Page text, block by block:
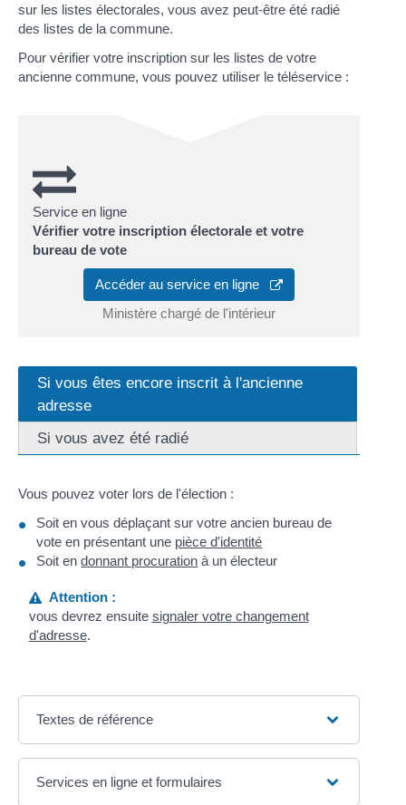
sur les listes électorales, vous avez peut-être été radié
des listes de la commune.
Pour vérifier votre inscription sur les listes de votre
ancienne commune, vous pouvez utiliser le téléservice :
Service en ligne
Vérifier votre inscription électorale et votre
bureau de vote
Accéder au service en ligne
Ministère chargé de l'intérieur
Si vous êtes encore inscrit à l'ancienne
adresse
Si vous avez été radié
Vous pouvez voter lors de l'élection :
Soit en vous déplaçant sur votre ancien bureau de
vote en présentant une pièce d'identité
Soit endonnant procuration à un électeur
Attention :
vous devrez ensuite signaler votre changement
d'adresse.
Textes de référence
Services en ligne et formulaires